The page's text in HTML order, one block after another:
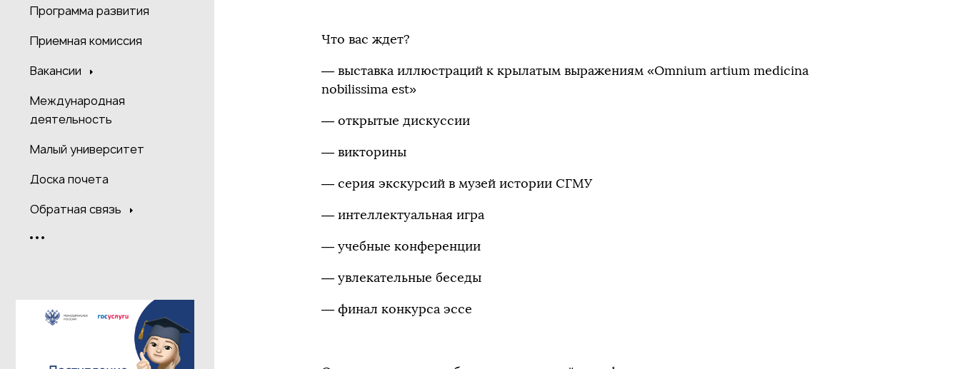
Программа развития
Приемная комиссия
Вакансии
Международная
деятельность
Малый университет
Доска почета
Обратная связь
Что вас ждет?
— выставка иллюстраций к крылатым выражениям «Omnium artium medicina
nobilissima est»
— открытые дискуссии
— викторины
— серия экскурсий в музей истории СГМУ
— интеллектуальная игра
— учебные конференции
— увлекательные беседы
— финал конкурса эссе